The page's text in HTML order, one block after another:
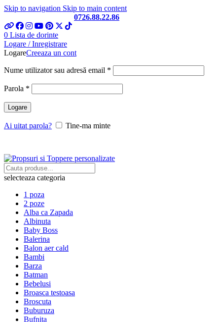
Skip to navigation Skip to main content
0726.88.22.86
0 Lista de dorinte
Logare / Inregistrare
LogareCreeaza un cont
Nume utilizator sau adresă email *
Parola *
Logare
Ai uitat parola? Tine-ma minte
selecteaza categoria
1 poza
2 poze
Alba ca Zapada
Albinuta
Baby Boss
Balerina
Balon aer cald
Bambi
Barza
Batman
Bebelusi
Broasca testoasa
Broscuta
Buburuza
Bufnita